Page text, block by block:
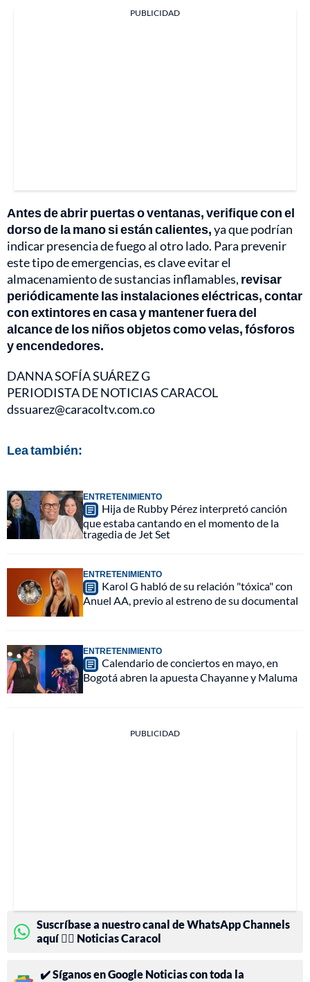
PUBLICIDAD
Antes de abrir puertas o ventanas, verifique con el
dorso de la mano si están calientes,ya que podrían
indicar presencia de fuego al otro lado. Para prevenir
este tipo de emergencias, es clave evitar el
almacenamiento de sustancias inflamables, revisar
periódicamente las instalaciones eléctricas, contar
con extintores en casa y mantener fuera del
alcance de los niños objetos como velas, fósforos
y encendedores.
DANNA SOFÍA SUÁREZ G
PERIODISTA DE NOTICIAS CARACOL
dssuarez@caracoltv.com.co
Lea también:
ENTRETENIMIENTO
Hija de Rubby Pérez interpretó canción
que estaba cantando en el momento de la
tragedia de Jet Set
ENTRETENIMIENTO
Karol G habló de su relación "tóxica" con
Anuel AA, previo al estreno de su documental
ENTRETENIMIENTO
Calendario de conciertos en mayo, en
Bogotá abren la apuesta Chayanne y Maluma
PUBLICIDAD
Suscríbase a nuestro canal de WhatsApp Channels
aquí 👉🏻 Noticias Caracol
✔️ Síganos en Google Noticias con toda la